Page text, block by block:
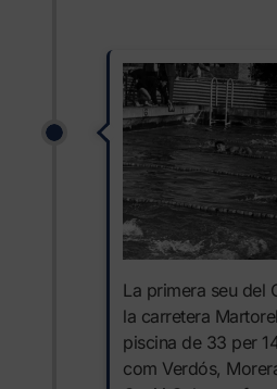
La primera seu del
la carretera
piscina de 33 per
com Verdós,